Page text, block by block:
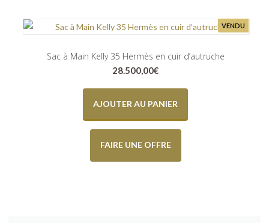
VENDU
Sac à Main Kelly 35 Hermès en cuir d’autruche
28.500,00€
AJOUTER AU PANIER
FAIRE UNE OFFRE